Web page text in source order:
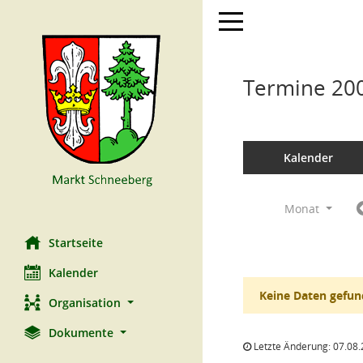
Startseite
Kalender
Organisation
Dokumente
Toggle navigation
Termine
Kalender
Monat
Keine Daten
Letzte Änderung: